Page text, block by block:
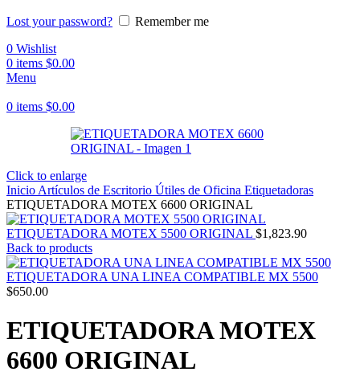
Lost your password?
Remember me
0 Wishlist
0 items $0.00
Menu
0 items $0.00
Click to enlarge
Inicio Artículos de Escritorio Útiles de Oficina Etiquetadoras
ETIQUETADORA MOTEX 6600 ORIGINAL
ETIQUETADORA MOTEX 5500 ORIGINAL $1,823.90
Back to products
ETIQUETADORA UNA LINEA COMPATIBLE MX 5500
$650.00
ETIQUETADORA MOTEX
6600 ORIGINAL